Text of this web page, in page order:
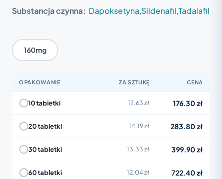
Substancja czynna: Dapoksetyna,Sildenafil,Tadalafil
160mg
OPAKOWANIE ZA SZTUKĘ CENA
10 tabletki 17.63 zł 176.30 zł
20 tabletki 14.19 zł 283.80 zł
30 tabletki 13.33 zł 399.90 zł
60 tabletki 12.04 zł 722.40 zł